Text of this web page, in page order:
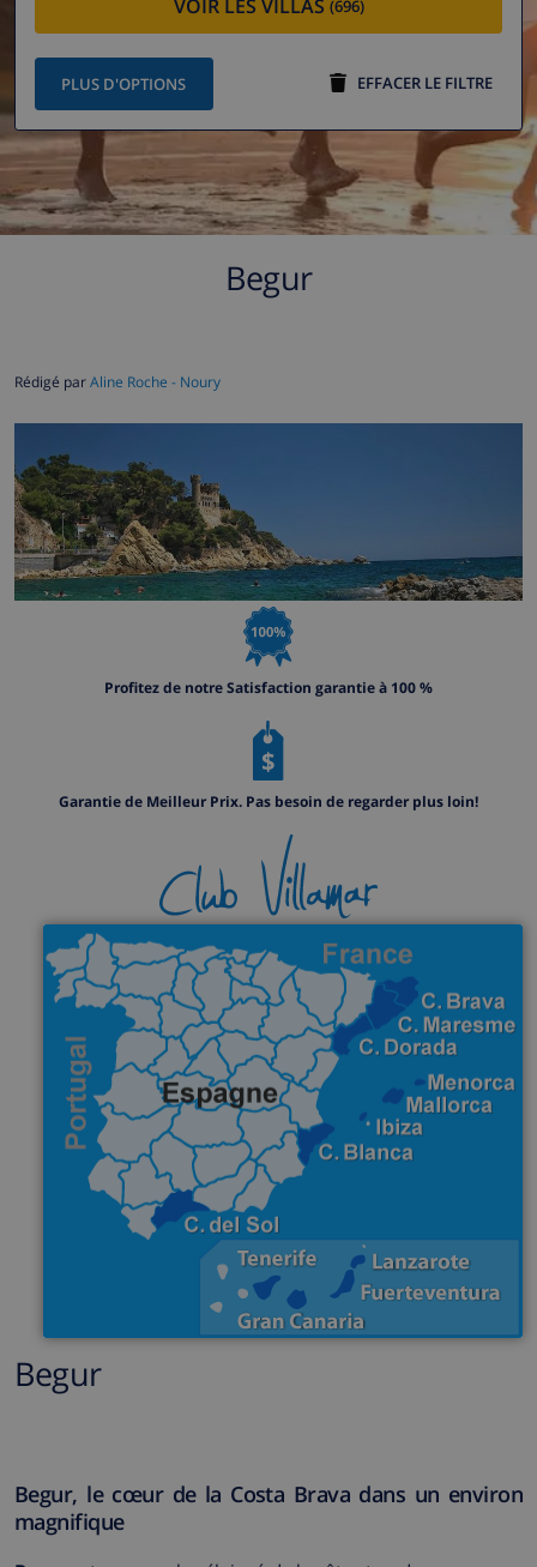
VOIR LES VILLAS (696)
PLUS D'OPTIONS EFFACER LE FILTRE
Begur
Rédigé parAline Roche - Noury
Profitez de notre Satisfaction garantie à 100 %
Garantie de Meilleur Prix. Pas besoin de regarder plus loin!
Begur
Begur, le cœur de la Costa Brava dans un environ
magnifique